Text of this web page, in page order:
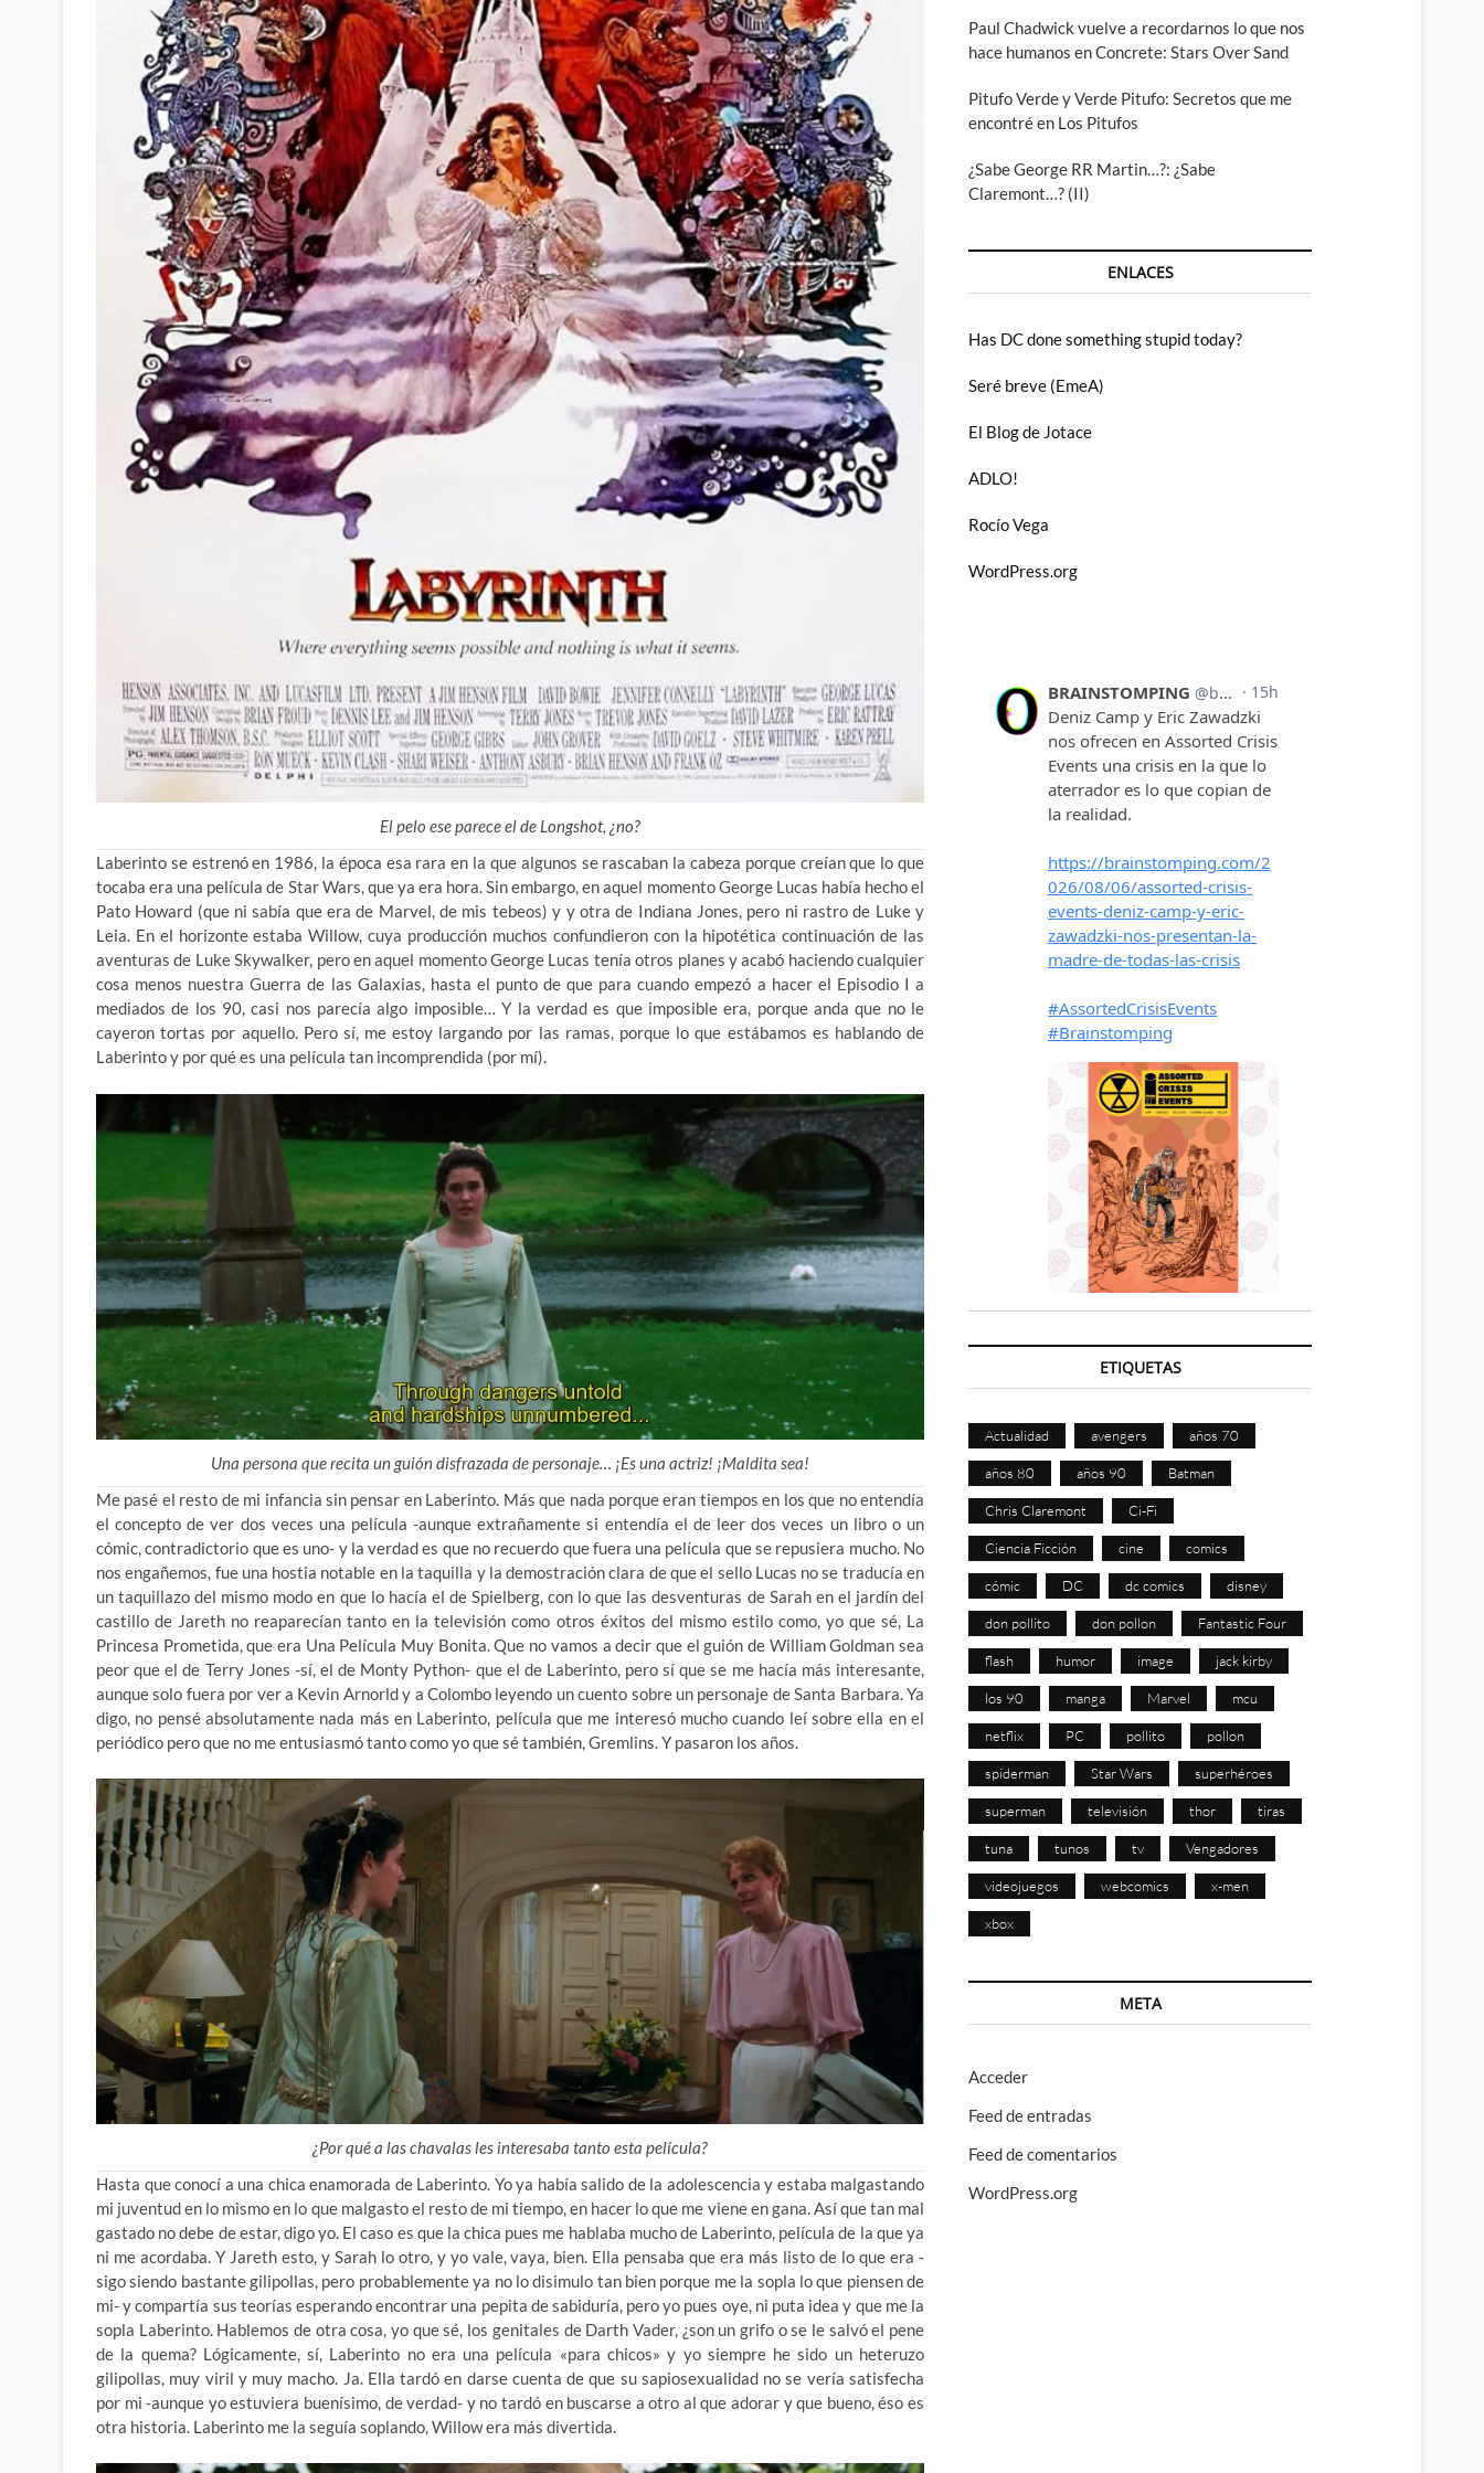
El pelo ese parece el de Longshot, ¿no?
Laberinto se estrenó en 1986, la época esa rara en la que algunos se rascaban la cabeza porque creían que lo que
tocaba era una película de Star Wars, que ya era hora. Sin embargo, en aquel momento George Lucas había hecho el
Pato Howard (que ni sabía que era de Marvel, de mis tebeos) y y otra de Indiana Jones, pero ni rastro de Luke y
Leia. En el horizonte estaba Willow, cuya producción muchos confundieron con la hipotética continuación de las
aventuras de Luke Skywalker, pero en aquel momento George Lucas tenía otros planes y acabó haciendo cualquier
cosa menos nuestra Guerra de las Galaxias, hasta el punto de que para cuando empezó a hacer el Episodio I a
mediados de los 90, casi nos parecía algo imposible… Y la verdad es que imposible era, porque anda que no le
cayeron tortas por aquello. Pero sí, me estoy largando por las ramas, porque lo que estábamos es hablando de
Laberinto y por qué es una película tan incomprendida (por mí).
Una persona que recita un guión disfrazada de personaje… ¡Es una actriz! ¡Maldita sea!
Me pasé el resto de mi infancia sin pensar en Laberinto. Más que nada porque eran tiempos en los que no entendía
el concepto de ver dos veces una película -aunque extrañamente si entendía el de leer dos veces un libro o un
cómic, contradictorio que es uno- y la verdad es que no recuerdo que fuera una película que se repusiera mucho. No
nos engañemos, fue una hostia notable en la taquilla y la demostración clara de que el sello Lucas no se traducía en
un taquillazo del mismo modo en que lo hacía el de Spielberg, con lo que las desventuras de Sarah en el jardín del
castillo de Jareth no reaparecían tanto en la televisión como otros éxitos del mismo estilo como, yo que sé, La
Princesa Prometida, que era Una Película Muy Bonita. Que no vamos a decir que el guión de William Goldman sea
peor que el de Terry Jones -sí, el de Monty Python- que el de Laberinto, pero sí que se me hacía más interesante,
aunque solo fuera por ver a Kevin Arnorld y a Colombo leyendo un cuento sobre un personaje de Santa Barbara. Ya
digo, no pensé absolutamente nada más en Laberinto, película que me interesó mucho cuando leí sobre ella en el
periódico pero que no me entusiasmó tanto como yo que sé también, Gremlins. Y pasaron los años.
¿Por qué a las chavalas les interesaba tanto esta película?
Hasta que conocí a una chica enamorada de Laberinto. Yo ya había salido de la adolescencia y estaba malgastando
mi juventud en lo mismo en lo que malgasto el resto de mi tiempo, en hacer lo que me viene en gana. Así que tan mal
gastado no debe de estar, digo yo. El caso es que la chica pues me hablaba mucho de Laberinto, película de la que ya
ni me acordaba. Y Jareth esto, y Sarah lo otro, y yo vale, vaya, bien. Ella pensaba que era más listo de lo que era -
sigo siendo bastante gilipollas, pero probablemente ya no lo disimulo tan bien porque me la sopla lo que piensen de
mi- y compartía sus teorías esperando encontrar una pepita de sabiduría, pero yo pues oye, ni puta idea y que me la
sopla Laberinto. Hablemos de otra cosa, yo que sé, los genitales de Darth Vader, ¿son un grifo o se le salvó el pene
de la quema? Lógicamente, sí, Laberinto no era una película «para chicos» y yo siempre he sido un heteruzo
gilipollas, muy viril y muy macho. Ja. Ella tardó en darse cuenta de que su sapiosexualidad no se vería satisfecha
por mi -aunque yo estuviera buenísimo, de verdad- y no tardó en buscarse a otro al que adorar y que bueno, éso es
otra historia. Laberinto me la seguía soplando, Willow era más divertida.
Paul Chadwick vuelve a recordarnos lo que nos
hace humanos en Concrete: Stars Over Sand
Pitufo Verde y Verde Pitufo: Secretos que me
encontré en Los Pitufos
¿Sabe George RR Martin…?: ¿Sabe
Claremont…? (II)
ENLACES
Has DC done something stupid today?
Seré breve (EmeA)
El Blog de Jotace
ADLO!
Rocío Vega
WordPress.org
ETIQUETAS
Actualidad avengers años 70
años 80 años 90 Batman
Chris Claremont Ci-Fi
Ciencia Ficción cine comics
cómic DC dc comics disney
don pollito don pollon Fantastic Four
flash humor image jack kirby
los 90 manga Marvel mcu
netflix PC pollito pollon
spiderman Star Wars superhéroes
superman televisión thor tiras
tuna tunos tv Vengadores
videojuegos webcomics x-men
xbox
META
Acceder
Feed de entradas
Feed de comentarios
WordPress.org